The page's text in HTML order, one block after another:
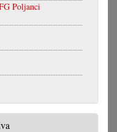
Poljanci